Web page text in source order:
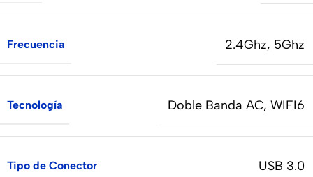
Frecuencia 2.4Ghz, 5Ghz
Tecnología Doble Banda AC, WIFI6
Tipo de Conector USB 3.0